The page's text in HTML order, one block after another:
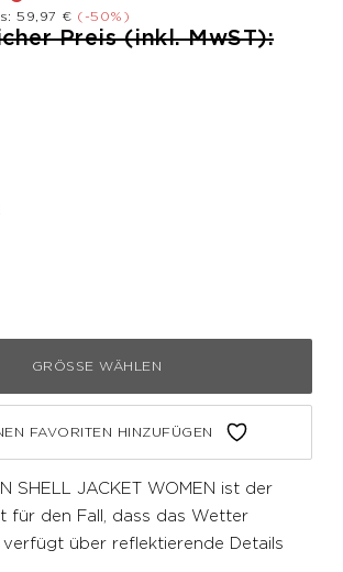
59,97 € (-50%)
von
Preis (inkl. MwST):
GRÖSSE WÄHLEN
FAVORITEN HINZUFÜGEN
SHELL JACKET WOMEN ist der
für den Fall, dass das Wetter
verfügt über reflektierende Details